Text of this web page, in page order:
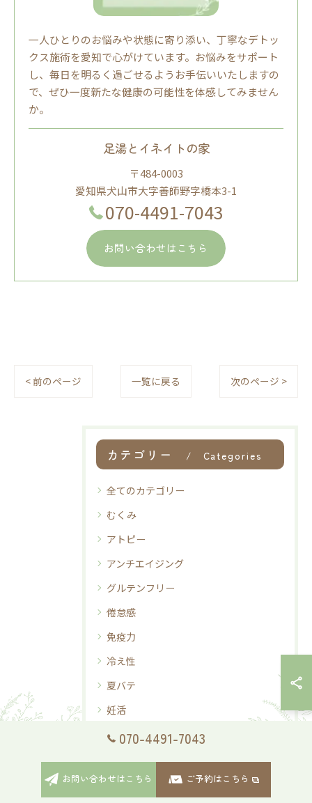
一人ひとりのお悩みや状態に寄り添い、丁寧なデトッ
クス施術を愛知で心がけています。お悩みをサポート
し、毎日を明るく過ごせるようお手伝いいたしますの
で、ぜひ一度新たな健康の可能性を体感してみません
か。
足湯とイネイトの家
〒484-0003
愛知県犬山市大字善師野字橋本3-1
070-4491-7043
お問い合わせはこちら
< 前のページ 一覧に戻る 次のページ >
カテゴリー Categories
全てのカテゴリー
むくみ
アトピー
アンチエイジング
グルテンフリー
倦怠感
免疫力
冷え性
夏バテ
妊活
温活
熱中症
美肌
070-4491-7043
お問い合わせはこちら ご予約はこちら